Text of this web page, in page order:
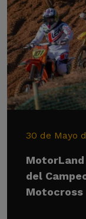
30 de Mayo
del
Motocross